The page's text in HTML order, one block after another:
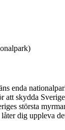
enda
att skydda
största
dig uppleva